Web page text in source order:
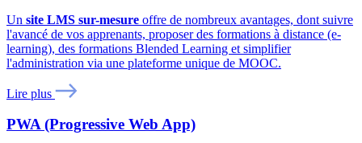
Un site LMS sur-mesure offre de nombreux avantages, dont suivre
l'avancé de vos apprenants, proposer des formations à distance (e-
learning), des formations Blended Learning et simplifier
l'administration via une plateforme unique de MOOC.
Lire plus
PWA (Progressive Web App)